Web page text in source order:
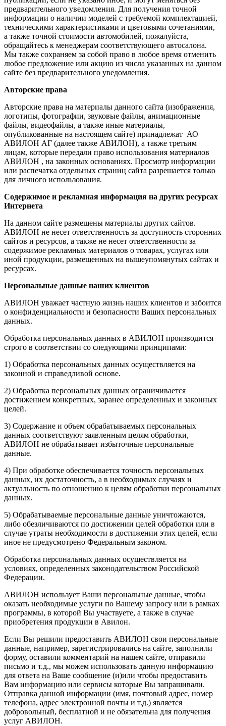
предварительного уведомления. Для получения точной
информации о наличии моделей с требуемой комплектацией,
техническими характеристиками и цветовыми сочетаниями,
а также точной стоимости автомобилей, пожалуйста,
обращайтесь к менеджерам соответствующего автосалона.
Мы также сохраняем за собой право в любое время отменить
любое предложение или акцию из числа указанных на данном
сайте без предварительного уведомления.
Авторские права
Авторские права на материалы данного сайта (изображения,
логотипы, фотографии, звуковые файлы, анимационные
файлы, видеофайлы, а также иные материалы,
опубликованные на настоящем сайте) принадлежат АО
АВИЛОН АГ (далее также АВИЛОН), а также третьим
лицам, которые передали право использования материалов
АВИЛОН , на законных основаниях. Просмотр информации
или распечатка отдельных страниц сайта разрешается только
для личного использования.
Содержимое и рекламная информация на других ресурсах
Интернета
На данном сайте размещены материалы других сайтов.
АВИЛОН не несет ответственность за доступность сторонних
сайтов и ресурсов, а также не несет ответственности за
содержимое рекламных материалов о товарах, услугах или
иной продукции, размещенных на вышеупомянутых сайтах и
ресурсах.
Персональные данные наших клиентов
АВИЛОН уважает частную жизнь наших клиентов и забоится
о конфиденциальности и безопасности Ваших персональных
данных.
Обработка персональных данных в АВИЛОН производится
строго в соответствии со следующими принципами:
1) Обработка персональных данных осуществляется на
законной и справедливой основе.
2) Обработка персональных данных ограничивается
достижением конкретных, заранее определенных и законных
целей.
3) Содержание и объем обрабатываемых персональных
данных соответствуют заявленным целям обработки,
АВИЛОН не обрабатывает избыточные персональные
данные.
4) При обработке обеспечивается точность персональных
данных, их достаточность, а в необходимых случаях и
актуальность по отношению к целям обработки персональных
данных.
5) Обрабатываемые персональные данные уничтожаются,
либо обезличиваются по достижении целей обработки или в
случае утраты необходимости в достижении этих целей, если
иное не предусмотрено Федеральным законом.
Обработка персональных данных осуществляется на
условиях, определенных законодательством Российской
Федерации.
АВИЛОН использует Ваши персональные данные, чтобы
оказать необходимые услуги по Вашему запросу или в рамках
программы, в которой Вы участвуете, а также в случае
приобретения продукции в Авилон.
Если Вы решили предоставить АВИЛОН свои персональные
данные, например, зарегистрировались на сайте, заполнили
форму, оставили комментарий на нашем сайте, отправили
письмо и т.д., мы можем использовать данную информацию
для ответа на Ваше сообщение (и)или чтобы предоставить
Вам информацию или сервисы которые Вы запрашивали.
Отправка данной информации (имя, почтовый адрес, номер
телефона, адрес электронной почты и т.д.) является
добровольный, бесплатной и не обязательна для получения
услуг АВИЛОН.